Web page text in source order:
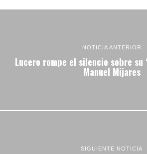
NOTICIA ANTERIOR
Lucero rompe el silencio sobre su
Manuel Mijares
SIGUIENTE NOTICIA